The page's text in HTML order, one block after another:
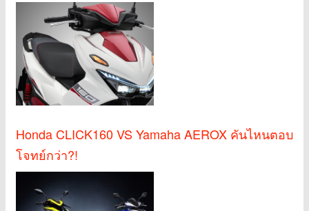
Honda CLICK160 VS Yamaha AEROX คันไหนตอบ
โจทย์กว่า?!